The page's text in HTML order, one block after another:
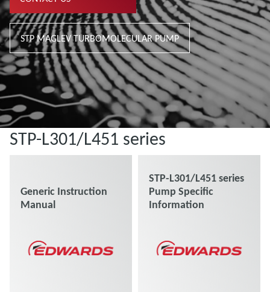
STP MAGLEV TURBOMOLECULAR PUMP
STP-L301/L451 series
Generic Instruction
Manual
STP-L301/L451 series
Pump Specific
Information